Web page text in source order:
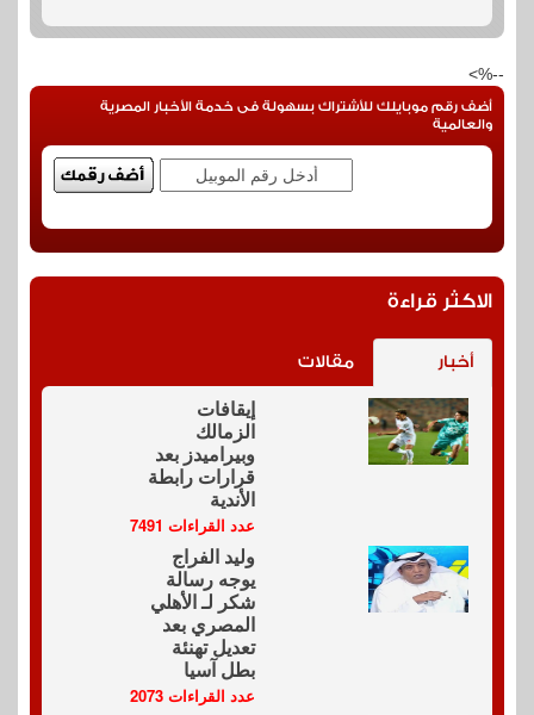
--%>
أضف رقم موبايلك للأشتراك بسهولة فى خدمة الأخبار المصرية
والعالمية
الاكثر قراءة
أخبار مقالات
إيقافات
الزمالك
وبيراميدز بعد
قرارات رابطة
الأندية
عدد القراءات 7491
وليد الفراج
يوجه رسالة
شكر لـ الأهلي
المصري بعد
تعديل تهنئة
بطل آسيا
عدد القراءات 2073